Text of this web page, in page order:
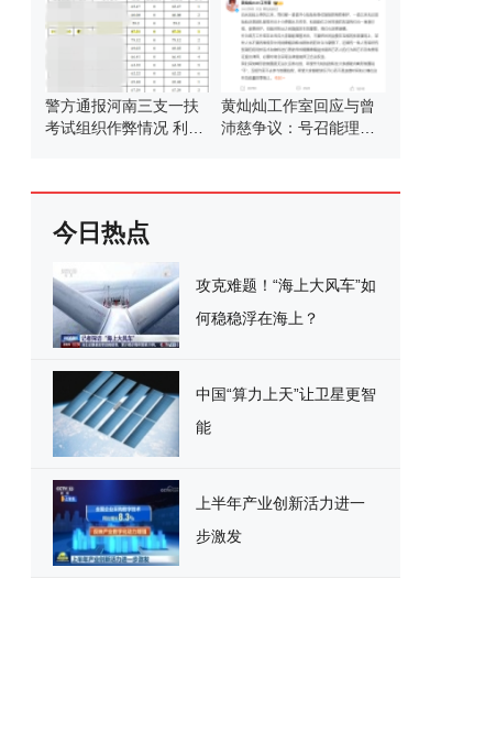
警方通报河南三支一扶
考试组织作弊情况 利益
黄灿灿工作室回应与曾
沛慈争议：号召能理智
今日热点
攻克难题！“海上大风车”如
何稳稳浮在海上？
中国“算力上天”让卫星更智
能
上半年产业创新活力进一
步激发